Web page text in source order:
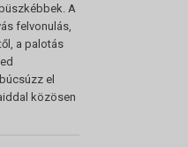
A
felvonulás,
a palotás
el
közösen